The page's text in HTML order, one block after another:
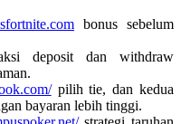
bonus sebelum
deposit dan withdraw
pilih tie, dan kedua
bayaran lebih tinggi.